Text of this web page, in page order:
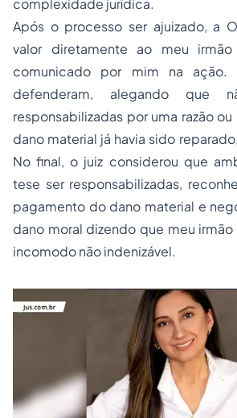
complexidade jurídica.
Após o processo ser ajuizado, a
valor diretamente ao meu
comunicado por mim na ação.
defenderam, alegando que
responsabilizadas por uma razão
dano material já havia sido
No final, o juiz considerou que
tese ser responsabilizadas,
pagamento do dano material e
dano moral dizendo que meu irmão
incomodo não indenizável.